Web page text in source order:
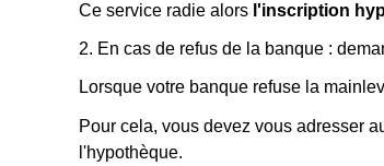
Ce service radie alors l'inscription
2. En cas de refus de la banque :
Lorsque votre banque refuse la
Pour cela, vous devez vous adresser
l'hypothèque.